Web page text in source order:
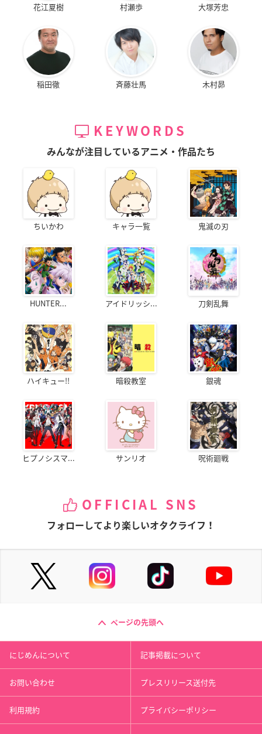
花江夏樹 村瀬歩 大塚芳忠
稲田徹 斉藤壮馬 木村昴
KEYWORDS
みんなが注目しているアニメ・作品たち
ちいかわ キャラ一覧 鬼滅の刃
HUNTER... アイドリッシ... 刀剣乱舞
ハイキュー!! 暗殺教室 銀魂
ヒプノシスマ... サンリオ 呪術廻戦
OFFICIAL SNS
フォローしてより楽しいオタクライフ！
ページの先頭へ
にじめんについて 記事掲載について
お問い合わせ プレスリリース送付先
利用規約 プライバシーポリシー